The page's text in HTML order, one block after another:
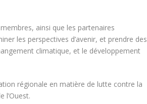
ainsi que les partenaires
les perspectives d’avenir, et prendre des
climatique, et le développement
régionale en matière de lutte contre la
l’Ouest.